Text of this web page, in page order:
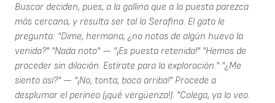
Buscar deciden, pues, a la gallina que a la puesta parezca
más cercana, y resulta ser tal la Serafina. El gato le
pregunta: "Dime, hermana, ¿no notas de algún huevo la
venida?" "Nada noto" — "¡Es puesta retenida!" "Hemos de
proceder sin dilación. Estírate para la exploración." "¿Me
siento así?" — "¡No, tonta, boca arriba!" Procede a
desplumar el perineo (¡qué vergüenza!). "Colega, ya lo veo.